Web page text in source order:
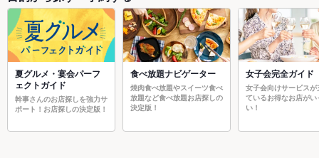
夏グルメ・宴会パーフ
ェクトガイド
幹事さんのお店探しを強力サ
ポート！お店探しの決定版！
食べ放題ナビゲーター
焼肉食べ放題やスイーツ食べ
放題など食べ放題お店探しの
決定版！
女子会完全ガイド
女子会向けサービスが
ているお得なお店がい
い！